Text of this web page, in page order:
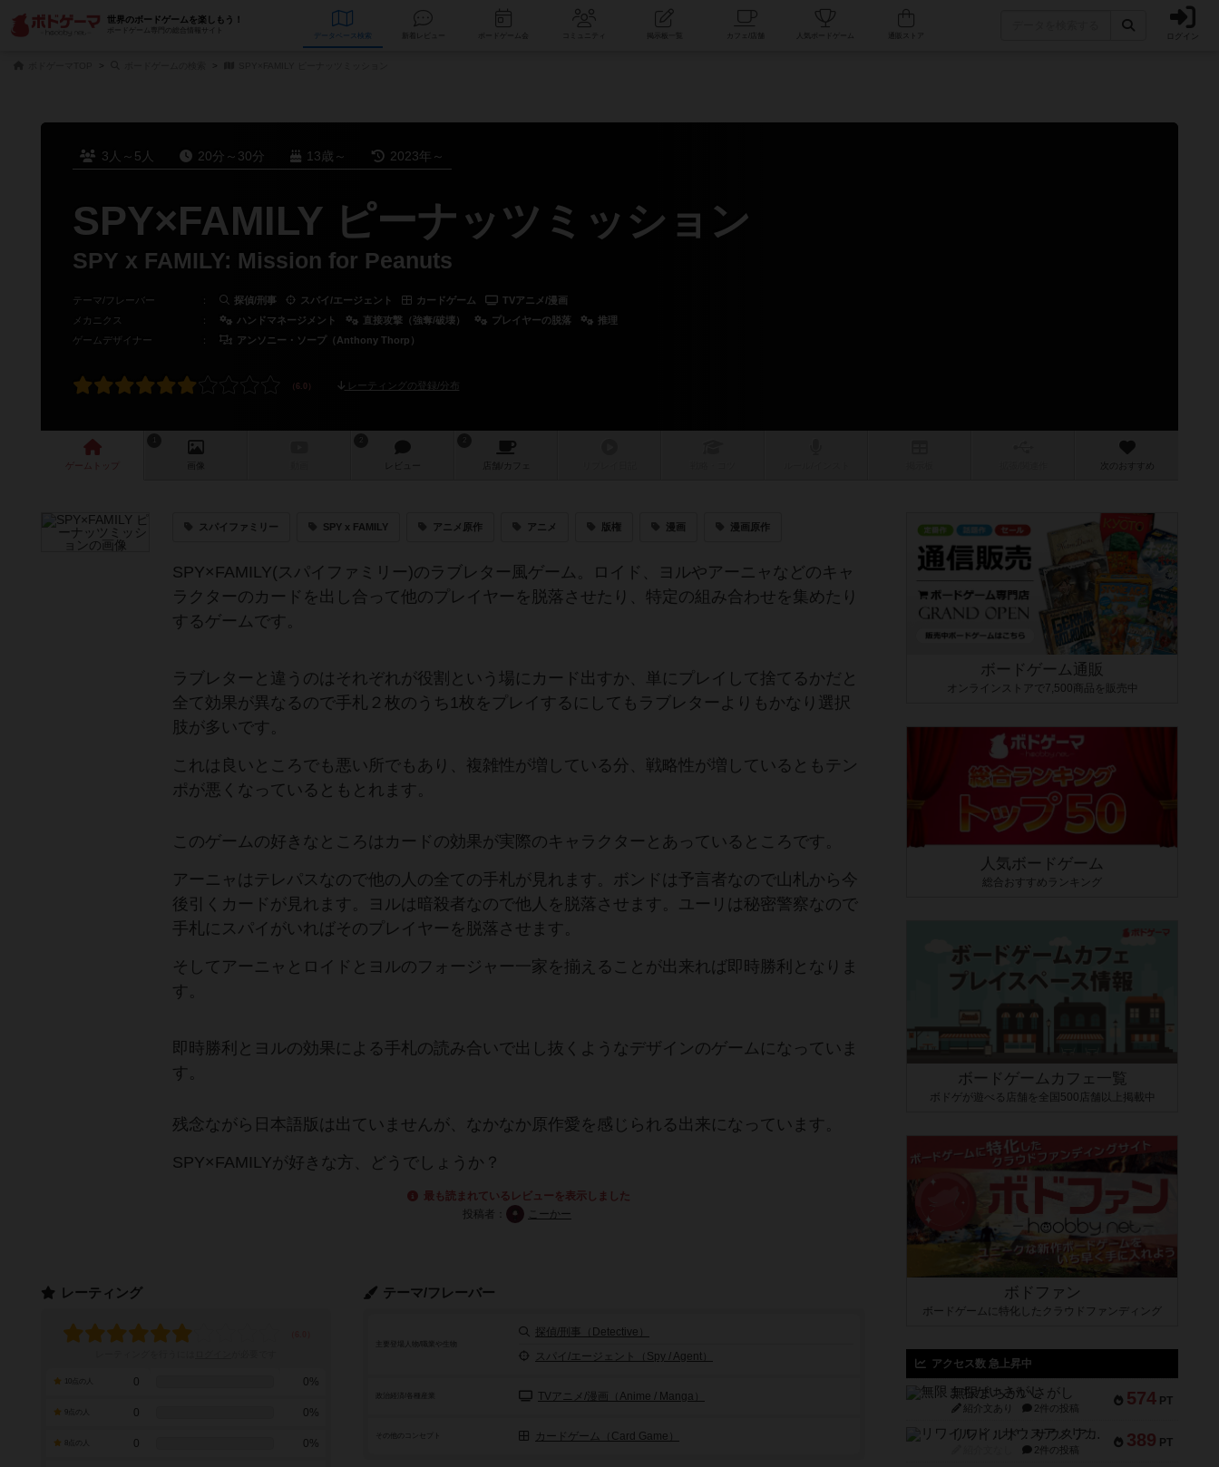
世界のボードゲームを楽しもう！
ボードゲーム専門の総合情報サイト
データベース コミュニティ 人気ボードゲーム ログイン
3人～5人 20分～30分 13歳～ 2023年～
SPY×FAMILY ピーナッツミッション
SPY x FAMILY: Mission for Peanuts
テーマ/フレーバー ： 探偵/刑事 スパイ/エージェント カードゲーム
TVアニメ/漫画
メカニクス
： ハンドマネージメント 直接攻撃（強奪/破壊） プレイヤーの脱落
推理
ゲームデザイナー
： アンソニー・ソープ（Anthony Thorp）
レーティングの登録/分布
ゲーム 画像 レビュー 店舗/ カフェ 次のおすすめ
スパイファミリー SPY x FAMILY アニメ原作 アニメ 版権 漫画 漫画原作
SPY×FAMILY(スパイファミリー)のラブレター風ゲーム。ロイド、ヨルやアーニャなどのキャ
ラクターのカードを出し合って他のプレイヤーを脱落させたり、特定の組み合わせを集めたり
するゲームです。
ラブレターと違うのはそれぞれが役割という場にカード出すか、単にプレイして捨てるかだと
全て効果が異なるので手札２枚のうち1枚をプレイするにしてもラブレターよりもかなり選択
肢が多いです。
これは良いところでも悪い所でもあり、複雑性が増している分、戦略性が増しているともテン
ポが悪くなっているともとれます。
このゲームの好きなところはカードの効果が実際のキャラクターとあっているところです。
アーニャはテレパスなので他の人の全ての手札が見れます。ボンドは予言者なので山札から今
後引くカードが見れます。ヨルは暗殺者なので他人を脱落させます。ユーリは秘密警察なので
手札にスパイがいればそのプレイヤーを脱落させます。
そしてアーニャとロイドとヨルのフォージャー一家を揃えることが出来れば即時勝利となりま
す。
即時勝利とヨルの効果による手札の読み合いで出し抜くようなデザインのゲームになっていま
す。
残念ながら日本語版は出ていませんが、なかなか原作愛を感じられる出来になっています。
SPY×FAMILYが好きな方、どうでしょうか？
最も読まれているレビューを表示しました
投稿者：
こーかー
テーマ/フレーバー
探偵/刑事（Detective）
スパイ/エージェント（Spy / Agent）
政治経済/各種産業 TVアニメ/漫画（Anime / Manga）
その他のコンセプト カードゲーム（Card Game）
レーティング
0 0%
0 0%
0 0%
ボードゲーム通販
オンラインストアで7,500商品を販売中
人気ボードゲーム
総合おすすめランキング
ボードゲームカフェ一覧
ボドゲが遊べる店舗を全国500店舗以上掲載中
ボドファン
ボードゲームに特化したクラウドファンディング
アクセス数 急上昇中
574 PT
無限まちがいさがし
紹介文あり 2件の投稿
389 PT
リワイルド：サウスアメリカ
2件の投稿